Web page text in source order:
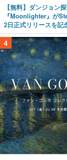
【無料】ダンジョン
『Moonlighter』が
2日正式リリースを記
4